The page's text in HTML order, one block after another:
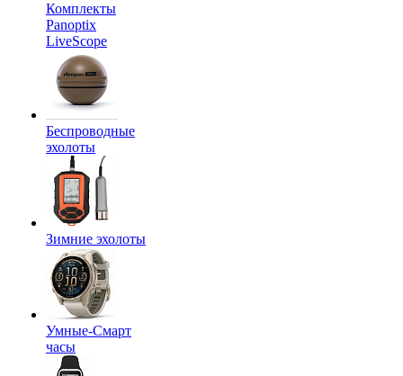
Комплекты
Panoptix
LiveScope
Беспроводные
эхолоты
Зимние эхолоты
Умные-Смарт
часы